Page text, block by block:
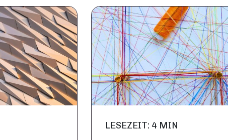
LESEZEIT: 4 MIN